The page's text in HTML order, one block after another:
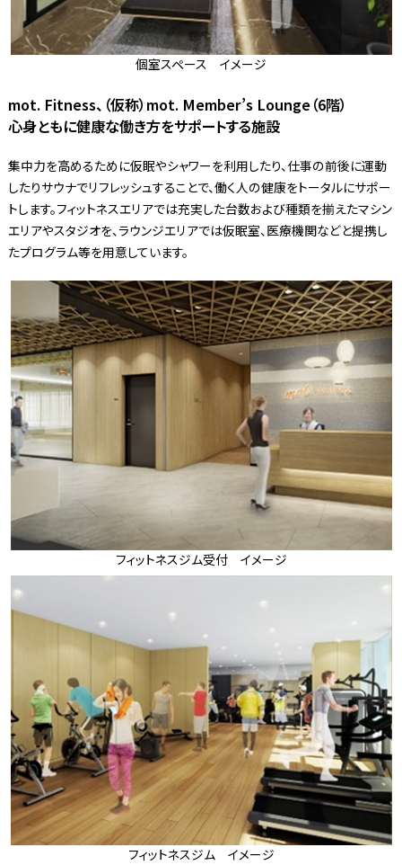
個室スペース イメージ
mot. Fitness、（仮称）mot. Member’s Lounge（6階）
心身ともに健康な働き方をサポートする施設
集中力を高めるために仮眠やシャワーを利用したり、仕事の前後に運動
したりサウナでリフレッシュすることで、働く人の健康をトータルにサポー
トします。フィットネスエリアでは充実した台数および種類を揃えたマシン
エリアやスタジオを、ラウンジエリアでは仮眠室、医療機関などと提携し
たプログラム等を用意しています。
フィットネスジム受付 イメージ
フィットネスジム イメージ